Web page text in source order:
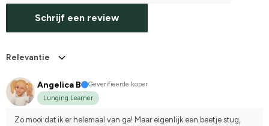
Schrijf een review
Relevantie
Angelica B
Geverifieerde koper
Lunging Learner
Zo mooi dat ik er helemaal van ga! Maar eigenlijk een beetje stug,